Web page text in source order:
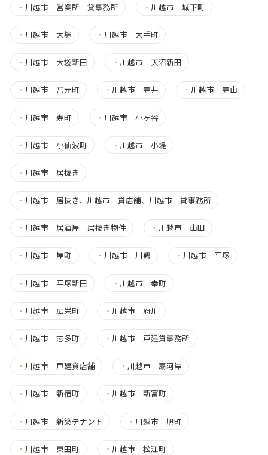
・ 川越市 営業所 貸事務所 ・ 川越市 城下町
・ 川越市 大塚 ・ 川越市 大手町
・ 川越市 大袋新田 ・ 川越市 天沼新田
・ 川越市 宮元町 ・ 川越市 寺井 ・ 川越市 寺山
・ 川越市 寿町 ・ 川越市 小ヶ谷
・ 川越市 小仙波町 ・ 川越市 小堤
・ 川越市 居抜き
・ 川越市 居抜き、川越市 貸店舗、川越市 貸事務所
・ 川越市 居酒屋 居抜き物件 ・ 川越市 山田
・ 川越市 岸町 ・ 川越市 川鶴 ・ 川越市 平塚
・ 川越市 平塚新田 ・ 川越市 幸町
・ 川越市 広栄町 ・ 川越市 府川
・ 川越市 志多町 ・ 川越市 戸建貸事務所
・ 川越市 戸建貸店舗 ・ 川越市 扇河岸
・ 川越市 新宿町 ・ 川越市 新富町
・ 川越市 新築テナント ・ 川越市 旭町
・ 川越市 東田町 ・ 川越市 松江町